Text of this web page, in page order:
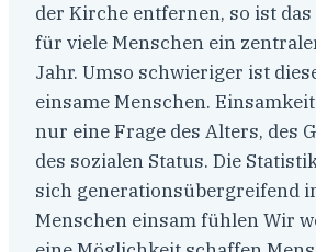
der Kirche entfernen, so ist
für viele Menschen ein
Jahr. Umso schwieriger ist
einsame Menschen.
nur eine Frage des Alters, des
des sozialen Status. Die
sich generationsübergreifend
Menschen einsam fühlen Wir